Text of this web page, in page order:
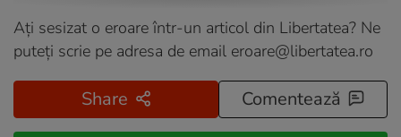
Ați sesizat o eroare într-un articol din Libertatea? Ne
puteți scrie pe adresa de email eroare@libertatea.ro
Share Comentează